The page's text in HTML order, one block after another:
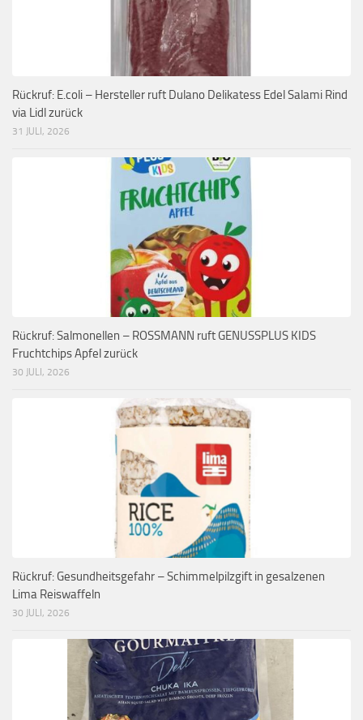
Rückruf: E.coli – Hersteller ruft Dulano Delikatess Edel Salami Rind
via Lidl zurück
31 JULI, 2026
Rückruf: Salmonellen – ROSSMANN ruft GENUSSPLUS KIDS
Fruchtchips Apfel zurück
30 JULI, 2026
Rückruf: Gesundheitsgefahr – Schimmelpilzgift in gesalzenen
Lima Reiswaffeln
30 JULI, 2026